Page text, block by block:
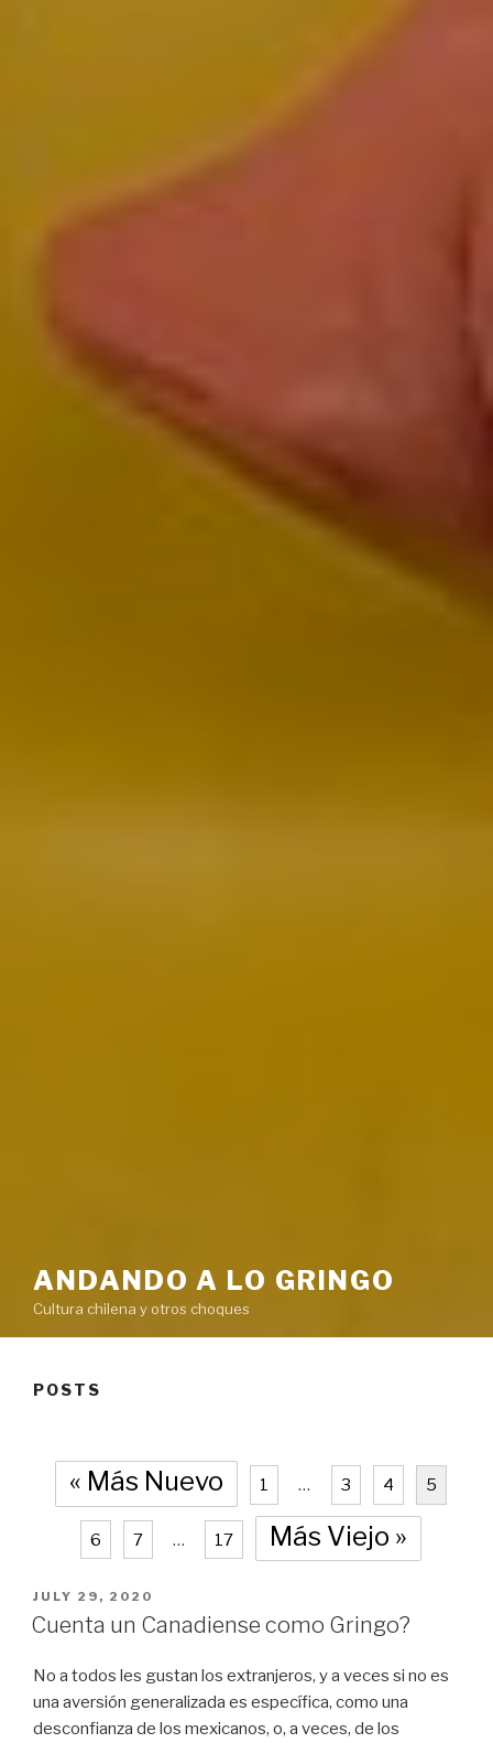
ANDANDO A LO GRINGO
Cultura chilena y otros choques
POSTS
« Más Nuevo 1 … 3 4 5
6 7 … 17 Más Viejo »
POSTED
ON
JULY 29, 2020
Cuenta un Canadiense como Gringo?
No a todos les gustan los extranjeros, y a veces si no es
una aversión generalizada es específica, como una
desconfianza de los mexicanos, o, a veces, de los